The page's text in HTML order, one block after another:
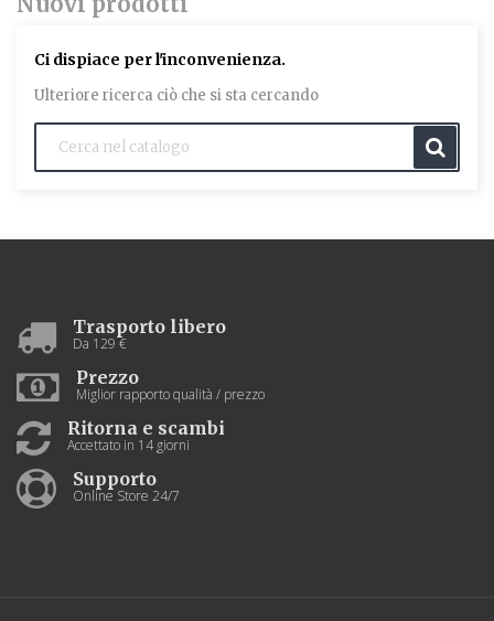
Ci dispiace per l'inconvenienza.
Ulteriore ricerca ciò che si sta cercando
Trasporto libero
Da 129 €
Prezzo
Miglior rapporto qualità / prezzo
Ritorna e scambi
Accettato in 14 giorni
Supporto
Online Store 24/7